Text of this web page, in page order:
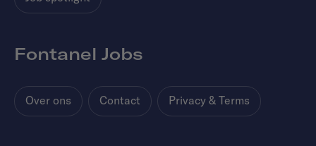
Fontanel Jobs
Over ons Contact Privacy & Terms